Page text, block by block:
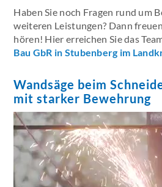
Haben Sie noch Fragen rund um
weiteren Leistungen? Dann
hören! Hier erreichen Sie das
Bau GbR in Stubenberg im
Wandsäge beim
mit starker Bewehrung